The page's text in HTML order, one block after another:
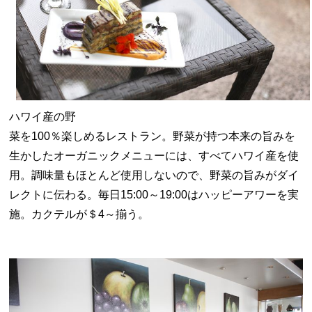
ハワイ産の野
菜を100％楽しめるレストラン。野菜が持つ本来の旨みを
生かしたオーガニックメニューには、すべてハワイ産を使
用。調味量もほとんど使用しないので、野菜の旨みがダイ
レクトに伝わる。毎日15:00～19:00はハッピーアワーを実
施。カクテルが＄4～揃う。